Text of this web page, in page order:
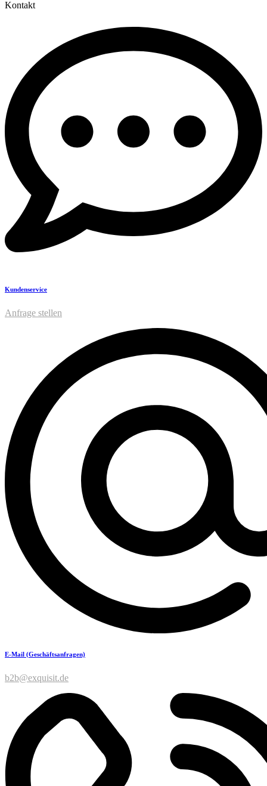
Kontakt
Kundenservice
Anfrage stellen
E-Mail (Geschäftsanfragen)
b2b@exquisit.de